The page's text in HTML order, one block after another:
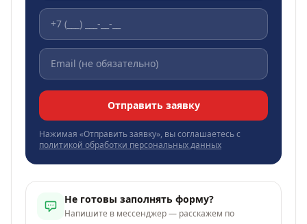
Отправить заявку
Нажимая «Отправить заявку», вы соглашаетесь с
политикой обработки персональных данных
Не готовы заполнять форму?
Напишите в мессенджер — расскажем по